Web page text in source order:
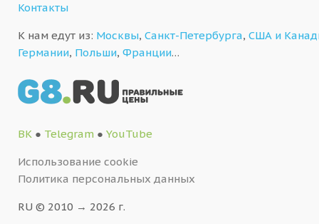
Контакты
К нам едут из: Москвы, Санкт-Петербурга, США и
Германии, Польши, Франции…
ВК ● Telegram ● YouTube
Использование cookie
Политика персональных данных
RU © 2010 → 2026 г.